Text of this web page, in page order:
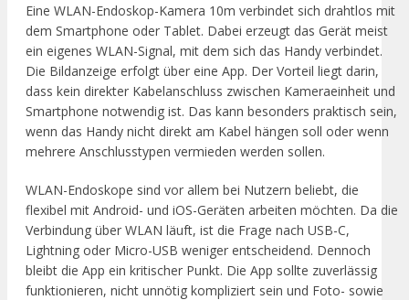
Eine WLAN-Endoskop-Kamera 10m verbindet sich drahtlos mit
dem Smartphone oder Tablet. Dabei erzeugt das Gerät meist
ein eigenes WLAN-Signal, mit dem sich das Handy verbindet.
Die Bildanzeige erfolgt über eine App. Der Vorteil liegt darin,
dass kein direkter Kabelanschluss zwischen Kameraeinheit und
Smartphone notwendig ist. Das kann besonders praktisch sein,
wenn das Handy nicht direkt am Kabel hängen soll oder wenn
mehrere Anschlusstypen vermieden werden sollen.
WLAN-Endoskope sind vor allem bei Nutzern beliebt, die
flexibel mit Android- und iOS-Geräten arbeiten möchten. Da die
Verbindung über WLAN läuft, ist die Frage nach USB-C,
Lightning oder Micro-USB weniger entscheidend. Dennoch
bleibt die App ein kritischer Punkt. Die App sollte zuverlässig
funktionieren, nicht unnötig kompliziert sein und Foto- sowie